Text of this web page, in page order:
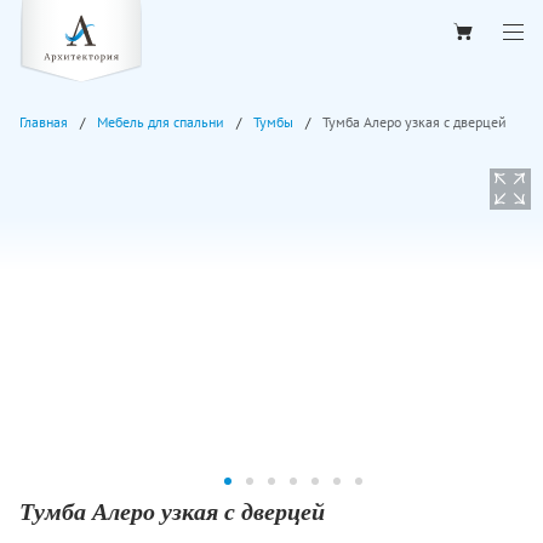
Главная Мебель для спальни Тумбы Тумба Алеро узкая с дверцей
Тумба Алеро узкая с дверцей